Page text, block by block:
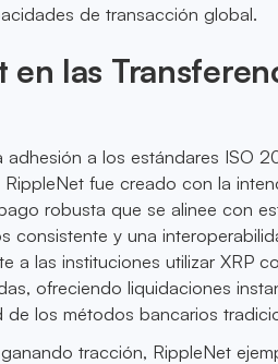
de transacción global.
las
a los estándares ISO
fue creado con la
robusta que se alinee con
consistente y una
a las instituciones utilizar XRP
ofreciendo liquidaciones
los métodos bancarios
tracción, RippleNet